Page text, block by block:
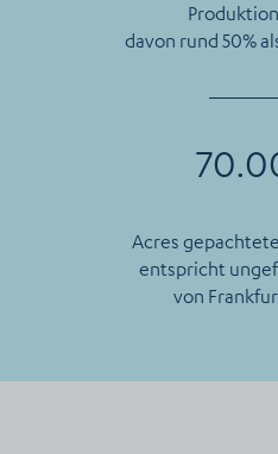
davon rund 50%
Acres
entspricht
von